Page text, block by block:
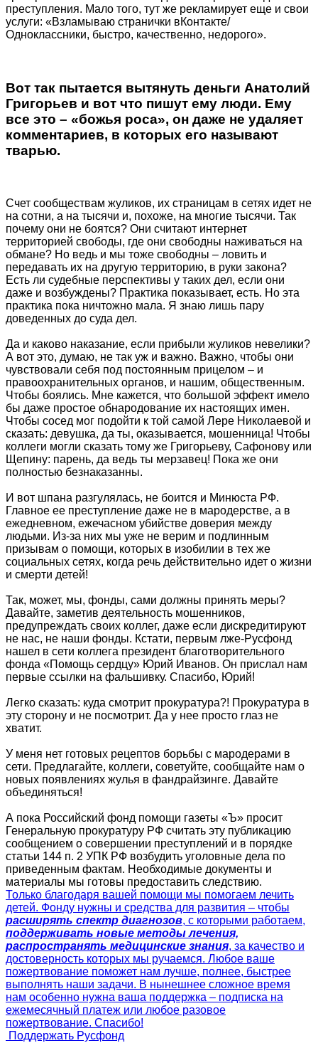
преступления. Мало того, тут же рекламирует еще и свои
услуги: «Взламываю странички вКонтакте/
Одноклассники, быстро, качественно, недорого».
Вот так пытается вытянуть деньги Анатолий
Григорьев и вот что пишут ему люди. Ему
все это – «божья роса», он даже не удаляет
комментариев, в которых его называют
тварью.
Счет сообществам жуликов, их страницам в сетях идет не
на сотни, а на тысячи и, похоже, на многие тысячи. Так
почему они не боятся? Они считают интернет
территорией свободы, где они свободны наживаться на
обмане? Но ведь и мы тоже свободны – ловить и
передавать их на другую территорию, в руки закона?
Есть ли судебные перспективы у таких дел, если они
даже и возбуждены? Практика показывает, есть. Но эта
практика пока ничтожно мала. Я знаю лишь пару
доведенных до суда дел.
Да и каково наказание, если прибыли жуликов невелики?
А вот это, думаю, не так уж и важно. Важно, чтобы они
чувствовали себя под постоянным прицелом – и
правоохранительных органов, и нашим, общественным.
Чтобы боялись. Мне кажется, что большой эффект имело
бы даже простое обнародование их настоящих имен.
Чтобы сосед мог подойти к той самой Лере Николаевой и
сказать: девушка, да ты, оказывается, мошенница! Чтобы
коллеги могли сказать тому же Григорьеву, Сафонову или
Щепину: парень, да ведь ты мерзавец! Пока же они
полностью безнаказанны.
И вот шпана разгулялась, не боится и Минюста РФ.
Главное ее преступление даже не в мародерстве, а в
ежедневном, ежечасном убийстве доверия между
людьми. Из-за них мы уже не верим и подлинным
призывам о помощи, которых в изобилии в тех же
социальных сетях, когда речь действительно идет о жизни
и смерти детей!
Так, может, мы, фонды, сами должны принять меры?
Давайте, заметив деятельность мошенников,
предупреждать своих коллег, даже если дискредитируют
не нас, не наши фонды. Кстати, первым лже-Русфонд
нашел в сети коллега президент благотворительного
фонда «Помощь сердцу» Юрий Иванов. Он прислал нам
первые ссылки на фальшивку. Спасибо, Юрий!
Легко сказать: куда смотрит прокуратура?! Прокуратура в
эту сторону и не посмотрит. Да у нее просто глаз не
хватит.
У меня нет готовых рецептов борьбы с мародерами в
сети. Предлагайте, коллеги, советуйте, сообщайте нам о
новых появлениях жулья в фандрайзинге. Давайте
объединяться!
А пока Российский фонд помощи газеты «Ъ» просит
Генеральную прокуратуру РФ считать эту публикацию
сообщением о совершении преступлений и в порядке
статьи 144 п. 2 УПК РФ возбудить уголовные дела по
приведенным фактам. Необходимые документы и
материалы мы готовы предоставить следствию.
Только благодаря вашей помощи мы помогаем лечить
детей. Фонду нужны и средства для развития – чтобы
расширять спектр диагнозов, с которыми работаем,
поддерживать новые методы лечения,
распространять медицинские знания, за качество и
достоверность которых мы ручаемся. Любое ваше
пожертвование поможет нам лучше, полнее, быстрее
выполнять наши задачи. В нынешнее сложное время
нам особенно нужна ваша поддержка – подписка на
ежемесячный платеж или любое разовое
пожертвование. Спасибо!
Поддержать Русфонд